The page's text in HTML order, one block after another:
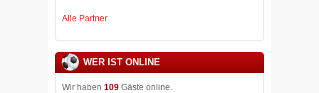
Alle Partner
WER IST ONLINE
Wir haben 109 Gäste online.